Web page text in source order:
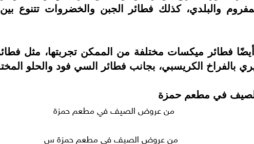
والبلدي، كذلك فطائر الجبن والخضروات تتنوع بين
فطائر ميكسات مختلفة من الممكن تجربتها، مثل
بالفراخ الكريسبي، بجانب فطائر السي فود والحلو
من عروض الصيف في مطعم حمزة